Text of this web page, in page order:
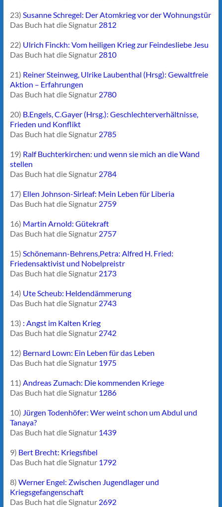
23) Susanne Schregel: Der Atomkrieg vor der Wohnungstür
Das Buch hat die Signatur 2812
22) Ulrich Finckh: Vom heiligen Krieg zur Feindesliebe Jesu
Das Buch hat die Signatur 2810
21) Reiner Steinweg, Ulrike Laubenthal (Hrsg): Gewaltfreie
Aktion – Erfahrungen
Das Buch hat die Signatur 2780
20) B.Engels, C.Gayer (Hrsg.): Geschlechterverhältnisse,
Frieden und Konflikt
Das Buch hat die Signatur 2785
19) Ralf Buchterkirchen: und wenn sie mich an die Wand
stellen
Das Buch hat die Signatur 2784
17) Ellen Johnson-Sirleaf: Mein Leben für Liberia
Das Buch hat die Signatur 2759
16) Martin Arnold: Gütekraft
Das Buch hat die Signatur 2757
15) Schönemann-Behrens,Petra: Alfred H. Fried:
Friedensaktivist und Nobelpreistr
Das Buch hat die Signatur 2173
14) Ute Scheub: Heldendämmerung
Das Buch hat die Signatur 2743
13) : Angst im Kalten Krieg
Das Buch hat die Signatur 2742
12) Bernard Lown: Ein Leben für das Leben
Das Buch hat die Signatur 1975
11) Andreas Zumach: Die kommenden Kriege
Das Buch hat die Signatur 1286
10) Jürgen Todenhöfer: Wer weint schon um Abdul und
Tanaya?
Das Buch hat die Signatur 1439
9) Bert Brecht: Kriegsfibel
Das Buch hat die Signatur 1792
8) Werner Engel: Zwischen Jugendlager und
Kriegsgefangenschaft
Das Buch hat die Signatur 2692